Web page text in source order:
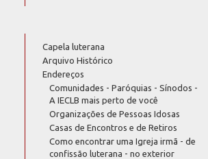
Capela luterana
Arquivo Histórico
Endereços
Comunidades - Paróquias - Sínodos -
A IECLB mais perto de você
Organizações de Pessoas Idosas
Casas de Encontros e de Retiros
Como encontrar uma Igreja irmã - de
confissão luterana - no exterior